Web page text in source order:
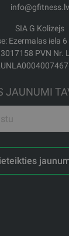
info@gfitness.lv
SIA G Kolizejs
Ezermalas iela 6
PVN Nr.
JAUNUMI